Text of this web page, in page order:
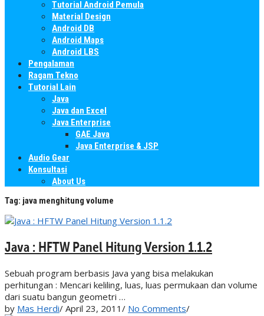
Tutorial Android Pemula
Material Design
Android DB
Android Maps
Android LBS
Pengalaman
Ragam Tekno
Tutorial Lain
Java
Java dan Excel
Java Enterprise
GAE Java
Java Enterprise & JSP
Audio Gear
Konsultasi
About Us
Tag: java menghitung volume
Java : HFTW Panel Hitung Version 1.1.2
Sebuah program berbasis Java yang bisa melakukan
perhitungan : Mencari keliling, luas, luas permukaan dan volume
dari suatu bangun geometri …
by Mas Herdi/ April 23, 2011 / No Comments/